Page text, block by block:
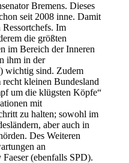
Bremens. Dieses
seit 2008 inne. Damit
Ressortchefs. Im
die größten
im Bereich der Inneren
ihm in der
wichtig sind. Zudem
kleinen Bundesland
um die klügsten Köpfe“
mit
zu halten; sowohl im
aber auch in
Des Weiteren
an
(ebenfalls SPD).